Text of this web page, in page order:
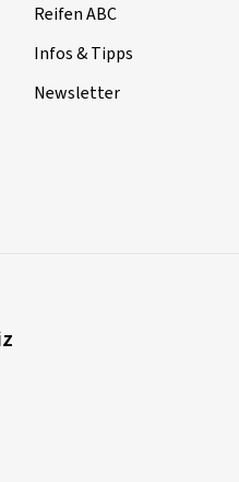
Reifen ABC
Infos & Tipps
Newsletter